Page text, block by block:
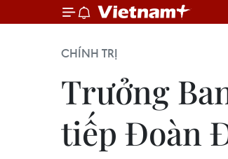
CHÍNH TRỊ
Trưởng
tiếp Đoàn